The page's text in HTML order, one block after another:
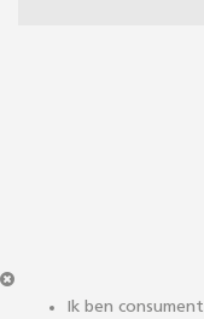
Ik ben consument